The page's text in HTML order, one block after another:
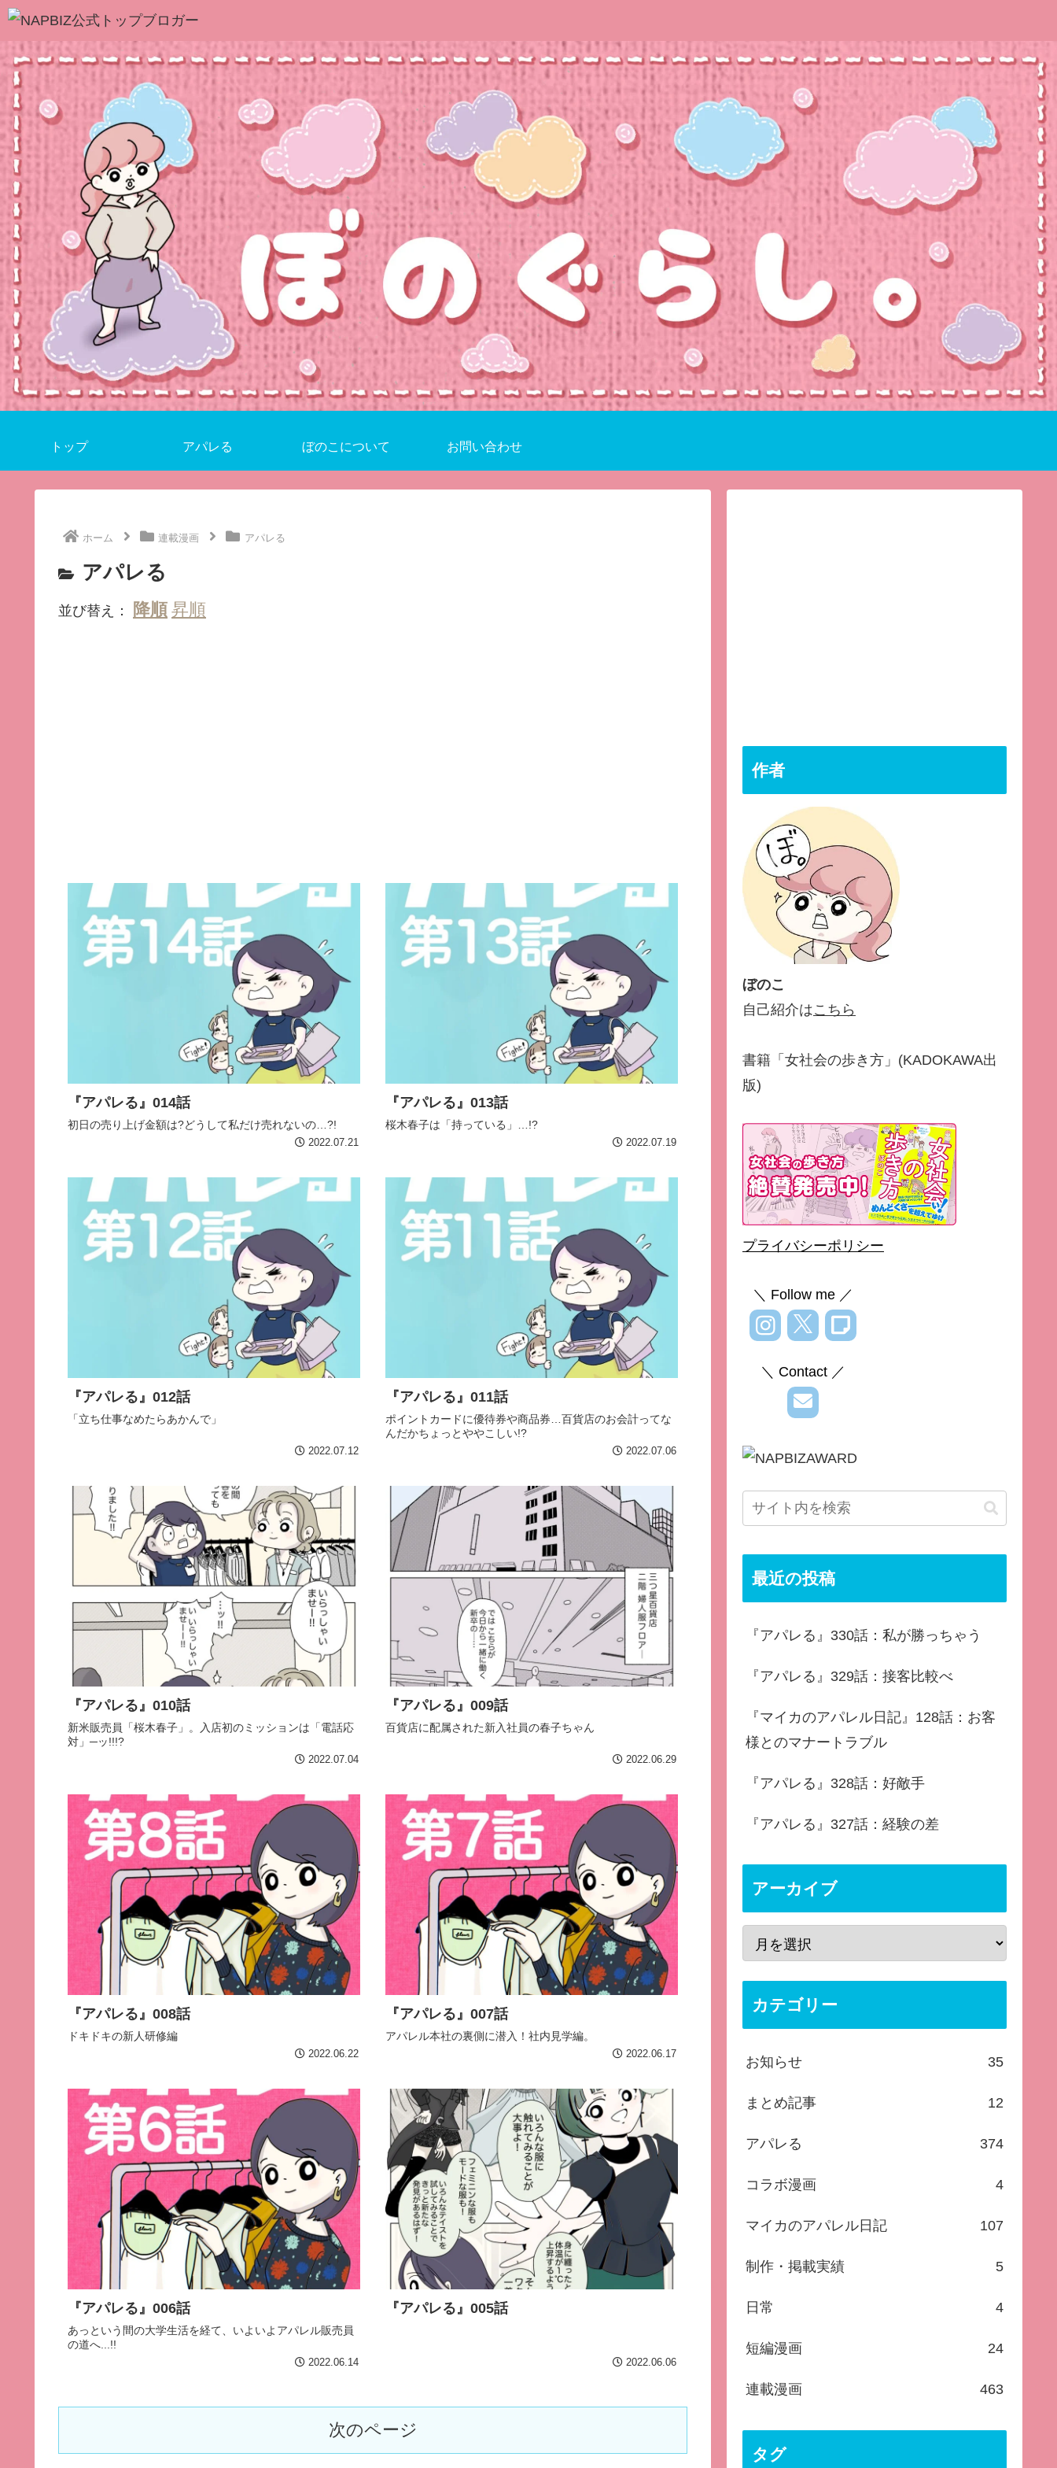
トップ アパレる ぼのこについて お問い合わせ
ホーム 連載漫画 アパレる
アパレる
並び替え：
『アパレる』014話
初日の売り上げ金額は?どうして私だけ売れないの…?!
2022.07.21
『アパレる』013話
桜木春子は「持っている」…!?
2022.07.19
『アパレる』012話
「立ち仕事なめたらあかんで」
2022.07.12
『アパレる』011話
ポイントカードに優待券や商品券…百貨店のお会計ってな
んだかちょっとややこしい!?
2022.07.06
『アパレる』010話
新米販売員「桜木春子」。入店初のミッションは「電話応
対」─ッ!!!?
2022.07.04
『アパレる』009話
百貨店に配属された新入社員の春子ちゃん
2022.06.29
『アパレる』008話
ドキドキの新人研修編
2022.06.22
『アパレる』007話
アパレル本社の裏側に潜入！社内見学編。
2022.06.17
『アパレる』006話
あっという間の大学生活を経て、いよいよアパレル販売員
の道へ...!!
2022.06.14
『アパレる』005話
2022.06.06
次のページ
作者
ぼのこ
自己紹介はこちら
書籍「女社会の歩き方」(KADOKAWA出
版)
プライバシーポリシー
＼ Follow me ／
＼ Contact ／
最近の投稿
『アパレる』330話：私が勝っちゃう
『アパレる』329話：接客比較べ
『マイカのアパレル日記』128話：お客
様とのマナートラブル
『アパレる』328話：好敵手
『アパレる』327話：経験の差
アーカイブ
カテゴリー
お知らせ 35
まとめ記事 12
アパレる 374
コラボ漫画 4
マイカのアパレル日記 107
制作・掲載実績 5
日常 4
短編漫画 24
連載漫画 463
タグ